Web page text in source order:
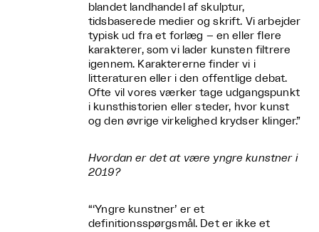
blandet landhandel af skulptur,
tidsbaserede medier og skrift. Vi arbejder
typisk ud fra et forlæg – en eller flere
karakterer, som vi lader kunsten filtrere
igennem. Karaktererne finder vi i
litteraturen eller i den offentlige debat.
Ofte vil vores værker tage udgangspunkt
i kunsthistorien eller steder, hvor kunst
og den øvrige virkelighed krydser klinger.”
Hvordan er det at være yngre kunstner i
2019?
“‘Yngre kunstner’ er et
definitionsspørgsmål. Det er ikke et